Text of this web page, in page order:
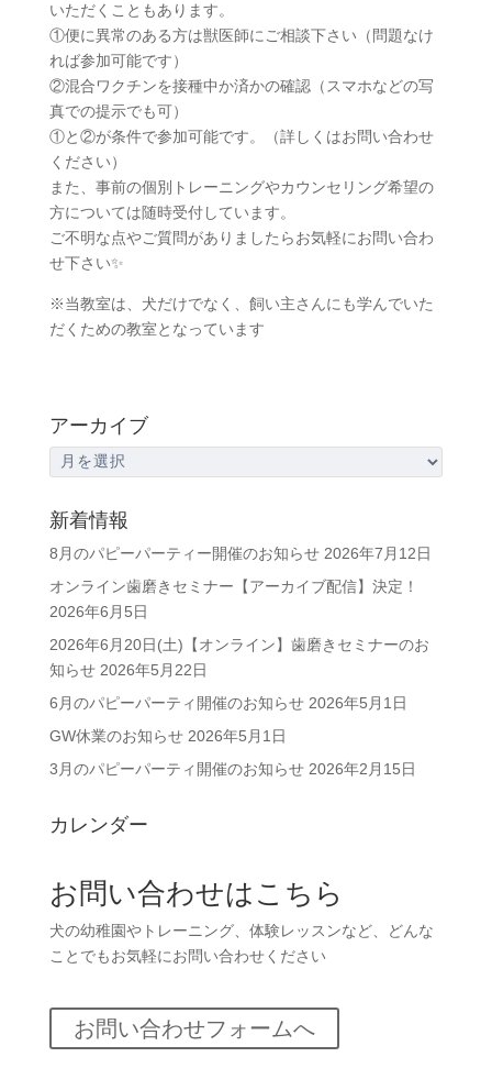
いただくこともあります。
①便に異常のある方は獣医師にご相談下さい（問題なけ
れば参加可能です）
②混合ワクチンを接種中か済かの確認（スマホなどの写
真での提示でも可）
①と②が条件で参加可能です。（詳しくはお問い合わせ
ください）
また、事前の個別トレーニングやカウンセリング希望の
方については随時受付しています。
ご不明な点やご質問がありましたらお気軽にお問い合わ
せ下さい✨
※当教室は、犬だけでなく、飼い主さんにも学んでいた
だくための教室となっています
アーカイブ
ー
カ
イ
ブ
新着情報
8月のパピーパーティー開催のお知らせ 2026年7月12日
オンライン歯磨きセミナー【アーカイブ配信】決定！
2026年6月5日
2026年6月20日(土)【オンライン】歯磨きセミナーのお
知らせ 2026年5月22日
6月のパピーパーティ開催のお知らせ 2026年5月1日
GW休業のお知らせ 2026年5月1日
3月のパピーパーティ開催のお知らせ 2026年2月15日
カレンダー
お問い合わせはこちら
犬の幼稚園やトレーニング、体験レッスンなど、どんな
ことでもお気軽にお問い合わせください
お問い合わせフォームへ